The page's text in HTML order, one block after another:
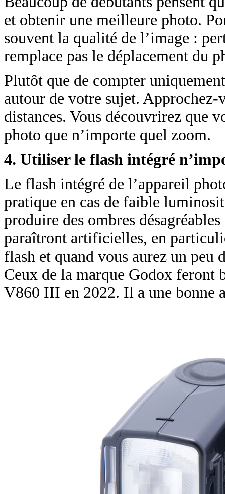
et obtenir une meilleure photo.
souvent la qualité de l’image :
remplace pas le déplacement du
Plutôt que de compter
autour de votre sujet. Approchez-
distances. Vous découvrirez que
photo que n’importe quel zoom.
4. Utiliser le flash intégré
Le flash intégré de l’appareil
pratique en cas de faible
produire des ombres
paraîtront artificielles, en
flash et quand vous aurez un peu
Ceux de la marque Godox feront
V860 III en 2022. Il a une bonne